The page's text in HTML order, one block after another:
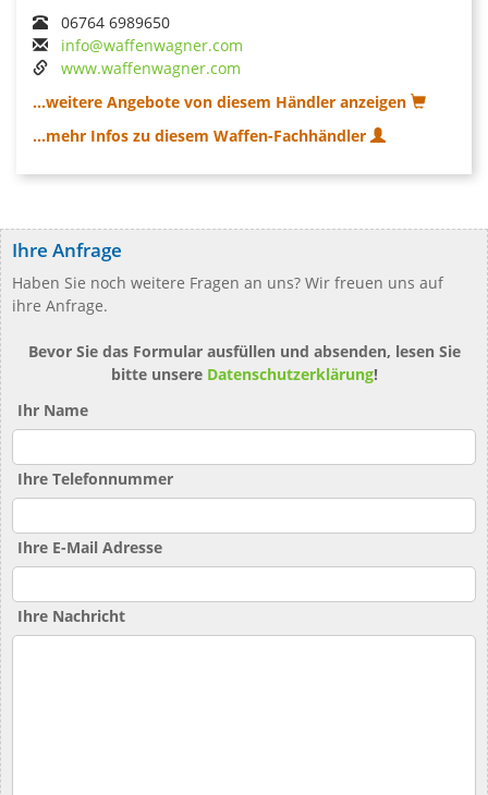
06764 6989650
info@waffenwagner.com
www.waffenwagner.com
...weitere Angebote von diesem Händler anzeigen
...mehr Infos zu diesem Waffen-Fachhändler
Ihre Anfrage
Haben Sie noch weitere Fragen an uns? Wir freuen uns auf
ihre Anfrage.
Bevor Sie das Formular ausfüllen und absenden, lesen Sie
bitte unsere Datenschutzerklärung!
Ihr Name
Ihre Telefonnummer
Ihre E-Mail Adresse
Ihre Nachricht